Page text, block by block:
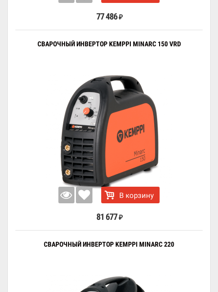
77 486 ₽
СВАРОЧНЫЙ ИНВЕРТОР KEMPPI MINARC 150 VRD
В корзину
81 677 ₽
СВАРОЧНЫЙ ИНВЕРТОР KEMPPI MINARC 220